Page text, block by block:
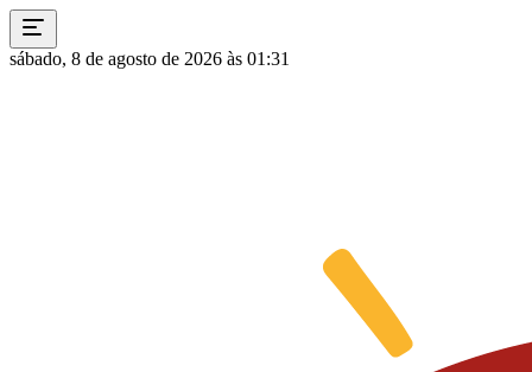
sábado, 8 de agosto de 2026 às 01:31